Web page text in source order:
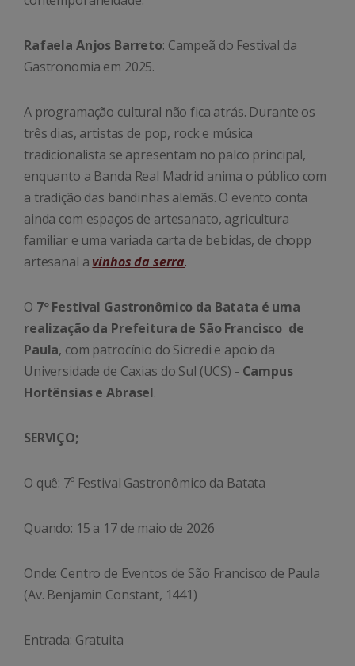
Rafaela Anjos Barreto: Campeã do Festival da
Gastronomia em 2025.
A programação cultural não fica atrás. Durante os
três dias, artistas de pop, rock e música
tradicionalista se apresentam no palco principal,
enquanto a Banda Real Madrid anima o público com
a tradição das bandinhas alemãs. O evento conta
ainda com espaços de artesanato, agricultura
familiar e uma variada carta de bebidas, de chopp
artesanal a vinhos da serra.
O 7º Festival Gastronômico da Batata é uma
realização da Prefeitura de São Francisco de
Paula, com patrocínio do Sicredi e apoio da
Universidade de Caxias do Sul (UCS) - Campus
Hortênsias e Abrasel.
SERVIÇO;
O quê: 7º Festival Gastronômico da Batata
Quando: 15 a 17 de maio de 2026
Onde: Centro de Eventos de São Francisco de Paula
(Av. Benjamin Constant, 1441)
Entrada: Gratuita